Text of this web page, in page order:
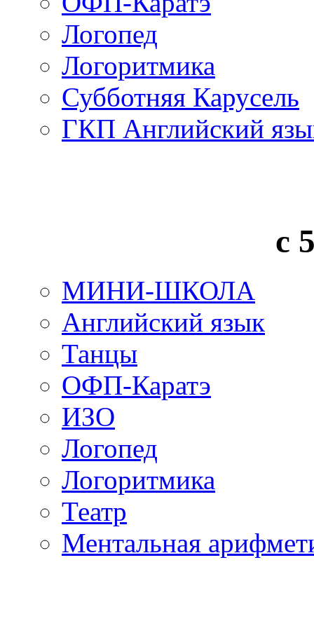
Логопед
Логоритмика
Субботняя Карусель
ГКП Английский
с
МИНИ-ШКОЛА
Английский язык
Танцы
ОФП-Каратэ
ИЗО
Логопед
Логоритмика
Театр
Ментальная